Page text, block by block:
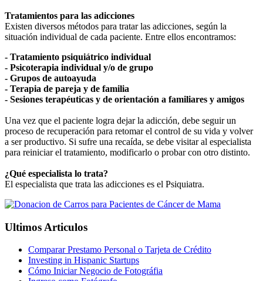
Tratamientos para las adicciones
Existen diversos métodos para tratar las adicciones, según la
situación individual de cada paciente. Entre ellos encontramos:
- Tratamiento psiquiátrico individual
- Psicoterapia individual y/o de grupo
- Grupos de autoayuda
- Terapia de pareja y de familia
- Sesiones terapéuticas y de orientación a familiares y amigos
Una vez que el paciente logra dejar la adicción, debe seguir un
proceso de recuperación para retomar el control de su vida y volver
a ser productivo. Si sufre una recaída, se debe visitar al especialista
para reiniciar el tratamiento, modificarlo o probar con otro distinto.
¿Qué especialista lo trata?
El especialista que trata las adicciones es el Psiquiatra.
Ultimos Articulos
Comparar Prestamo Personal o Tarjeta de Crédito
Investing in Hispanic Startups
Cómo Iniciar Negocio de Fotográfia